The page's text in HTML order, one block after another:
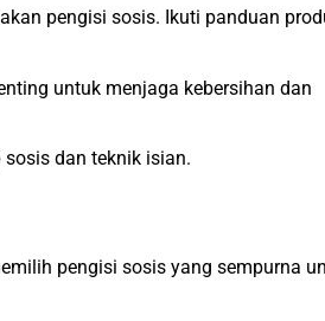
pengisi sosis. Ikuti panduan
untuk menjaga kebersihan dan
dan teknik isian.
pengisi sosis yang sempurna